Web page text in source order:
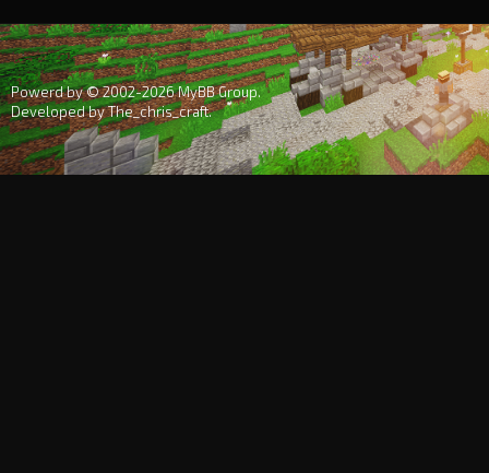
Powerd by © 2002-2026MyBB Group.
Developed byThe_chris_craft.